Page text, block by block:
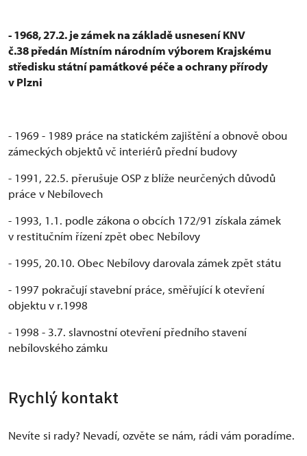
- 1968, 27.2. je zámek na základě usnesení KNV
č.38 předán Místním národním výborem Krajskému
středisku státní památkové péče a ochrany přírody
v Plzni
- 1969 - 1989 práce na statickém zajištění a obnově obou
zámeckých objektů vč interiérů přední budovy
- 1991, 22.5. přerušuje OSP z blíže neurčených důvodů
práce v Nebílovech
- 1993, 1.1. podle zákona o obcích 172/91 získala zámek
v restitučním řízení zpět obec Nebílovy
- 1995, 20.10. Obec Nebílovy darovala zámek zpět státu
- 1997 pokračují stavební práce, směřující k otevření
objektu v r.1998
- 1998 - 3.7. slavnostní otevření předního stavení
nebílovského zámku
Rychlý kontakt
Nevíte si rady? Nevadí, ozvěte se nám, rádi vám poradíme.